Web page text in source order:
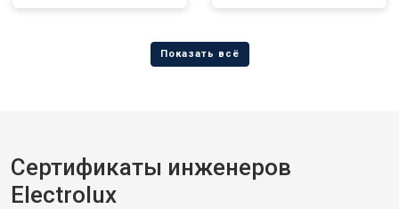
Сертификаты инженеров
Electrolux